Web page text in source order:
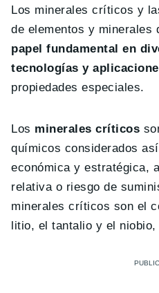
Los minerales críticos y
de elementos y minerales
papel fundamental en
tecnologías y
propiedades especiales.
Los minerales críticos
químicos considerados
económica y estratégica,
relativa o riesgo de
minerales críticos son el
litio, el tantalio y el niobio,